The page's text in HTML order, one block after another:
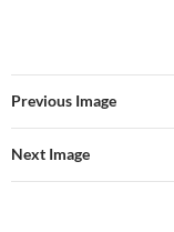
Previous Image
Next Image